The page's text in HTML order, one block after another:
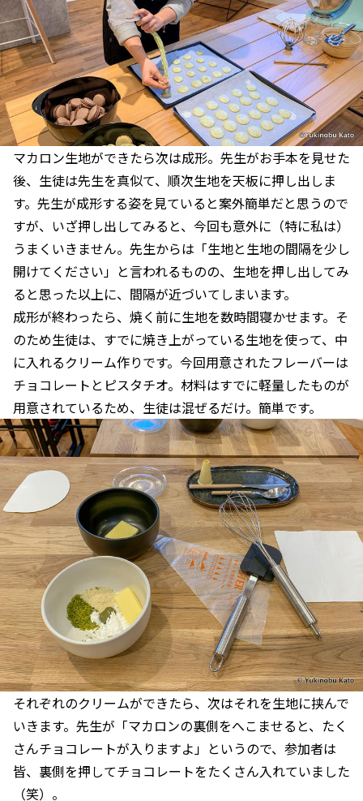
マカロン生地ができたら次は成形。先生がお手本を見せた
後、生徒は先生を真似て、順次生地を天板に押し出しま
す。先生が成形する姿を見ていると案外簡単だと思うので
すが、いざ押し出してみると、今回も意外に（特に私は）
うまくいきません。先生からは「生地と生地の間隔を少し
開けてください」と言われるものの、生地を押し出してみ
ると思った以上に、間隔が近づいてしまいます。
成形が終わったら、焼く前に生地を数時間寝かせます。そ
のため生徒は、すでに焼き上がっている生地を使って、中
に入れるクリーム作りです。今回用意されたフレーバーは
チョコレートとピスタチオ。材料はすでに軽量したものが
用意されているため、生徒は混ぜるだけ。簡単です。
それぞれのクリームができたら、次はそれを生地に挟んで
いきます。先生が「マカロンの裏側をへこませると、たく
さんチョコレートが入りますよ」というので、参加者は
皆、裏側を押してチョコレートをたくさん入れていました
（笑）。